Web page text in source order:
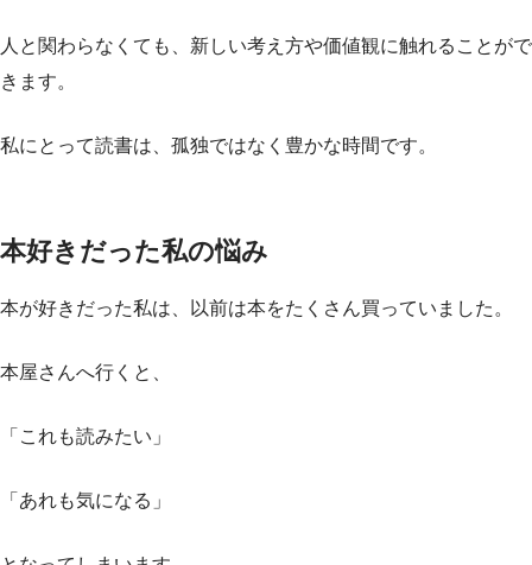
人と関わらなくても、新しい考え方や価値観に触れることがで
きます。
私にとって読書は、孤独ではなく豊かな時間です。
本好きだった私の悩み
本が好きだった私は、以前は本をたくさん買っていました。
本屋さんへ行くと、
「これも読みたい」
「あれも気になる」